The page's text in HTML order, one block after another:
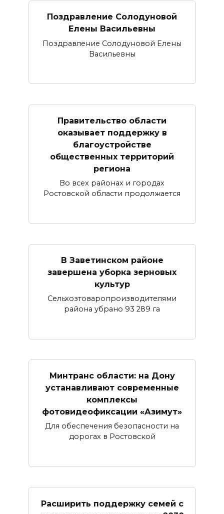
Поздравление Солодуновой
Елены Васильевны
Поздравление Солодуновой Елены
Васильевны
Правительство области
оказывает поддержку в
благоустройстве
общественных территорий
региона
Во всех районах и городах
Ростовской области продолжается
В Заветинском районе
завершена уборка зерновых
культур
Сельхозтоваропроизводителями
района убрано 93 289 га
Минтранс области: на Дону
устанавливают современные
комплексы
фотовидеофиксации «Азимут»
Для обеспечения безопасности на
дорогах в Ростовской
Расширить поддержку семей с